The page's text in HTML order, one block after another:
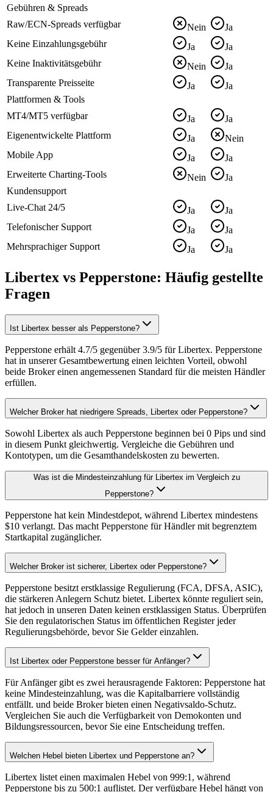
Gebühren & Spreads
Raw/ECN-Spreads verfügbar
Nein
Ja
Keine Einzahlungsgebühr
Ja
Ja
Keine Inaktivitätsgebühr
Nein
Ja
Transparente Preisseite
Ja
Ja
Plattformen & Tools
MT4/MT5 verfügbar
Ja
Ja
Eigenentwickelte Plattform
Ja
Nein
Mobile App
Ja
Ja
Erweiterte Charting-Tools
Nein
Ja
Kundensupport
Live-Chat 24/5
Ja
Ja
Telefonischer Support
Ja
Ja
Mehrsprachiger Support
Ja Ja
Libertex vs Pepperstone: Häufig gestellte
Fragen
Ist Libertex besser als Pepperstone?
Pepperstone erhält 4.7/5 gegenüber 3.9/5 für Libertex. Pepperstone
hat in unserer Gesamtbewertung einen leichten Vorteil, obwohl
beide Broker einen angemessenen Standard für die meisten Händler
erfüllen.
Welcher Broker hat niedrigere Spreads, Libertex oder Pepperstone?
Sowohl Libertex als auch Pepperstone beginnen bei 0 Pips und sind
in diesem Punkt gleichwertig. Vergleiche die Gebühren und
Kontotypen, um die Gesamthandelskosten zu bewerten.
Was ist die Mindesteinzahlung für Libertex im Vergleich zu
Pepperstone?
Pepperstone hat kein Mindestdepot, während Libertex mindestens
$10 verlangt. Das macht Pepperstone für Händler mit begrenztem
Startkapital zugänglicher.
Welcher Broker ist sicherer, Libertex oder Pepperstone?
Pepperstone besitzt erstklassige Regulierung (FCA, DFSA, ASIC),
die stärkeren Anlegern Schutz bietet. Libertex könnte reguliert sein,
hat jedoch in unseren Daten keinen erstklassigen Status. Überprüfen
Sie den regulatorischen Status im öffentlichen Register jeder
Regulierungsbehörde, bevor Sie Gelder einzahlen.
Ist Libertex oder Pepperstone besser für Anfänger?
Für Anfänger gibt es zwei herausragende Faktoren: Pepperstone hat
keine Mindesteinzahlung, was die Kapitalbarriere vollständig
entfällt. und beide Broker bieten einen Negativsaldo-Schutz.
Vergleichen Sie auch die Verfügbarkeit von Demokonten und
Bildungsressourcen, bevor Sie eine Entscheidung treffen.
Welchen Hebel bieten Libertex und Pepperstone an?
Libertex listet einen maximalen Hebel von 999:1, während
Pepperstone bis zu 500:1 auflistet. Der verfügbare Hebel hängt von